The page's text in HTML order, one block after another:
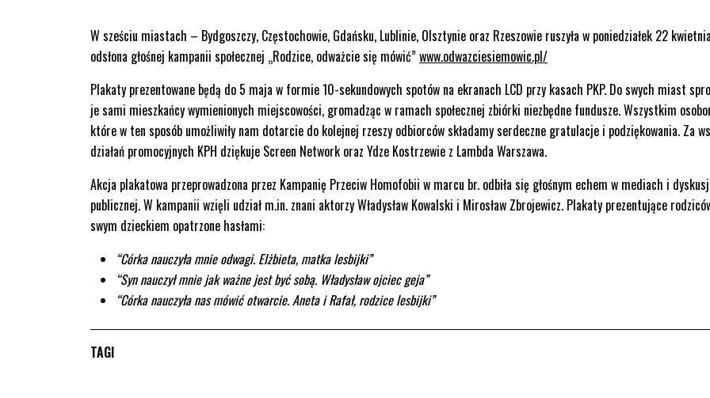
W sześciu miastach – Bydgoszczy, Częstochowie, Gdańsku, Lublinie, Olsztynie oraz Rzeszowie ruszyła w poniedziałek 22
odsłona głośnej kampanii społecznej „Rodzice, odważcie się mówić” www.odwazciesiemowic.pl/
Plakaty prezentowane będą do 5 maja w formie 10-sekundowych spotów na ekranach LCD przy kasach PKP. Do swych miast
je sami mieszkańcy wymienionych miejscowości, gromadząc w ramach społecznej zbiórki niezbędne fundusze. Wszystkim
które w ten sposób umożliwiły nam dotarcie do kolejnej rzeszy odbiorców składamy serdeczne gratulacje i podziękowania. Za
działań promocyjnych KPH dziękuje Screen Network oraz Ydze Kostrzewie z Lambda Warszawa.
Akcja plakatowa przeprowadzona przez Kampanię Przeciw Homofobii w marcu br. odbiła się głośnym echem w mediach i
publicznej. W kampanii wzięli udział m.in. znani aktorzy Władysław Kowalski i Mirosław Zbrojewicz. Plakaty prezentujące
swym dzieckiem opatrzone hasłami:
“Córka nauczyła mnie odwagi. Elżbieta, matka lesbijki”
“Syn nauczył mnie jak ważne jest być sobą. Władysław ojciec geja”
“Córka nauczyła nas mówić otwarcie. Aneta i Rafał, rodzice lesbijki”
TAGI